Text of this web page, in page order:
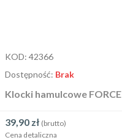
KOD: 42366
Dostępność: Brak
Klocki hamulcowe
39,90 zł (brutto)
Cena detaliczna